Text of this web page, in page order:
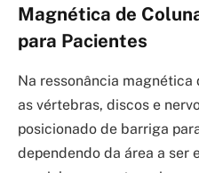
Magnética de
para Pacientes
Na ressonância
as vértebras, discos e
posicionado de barriga
dependendo da área a ser